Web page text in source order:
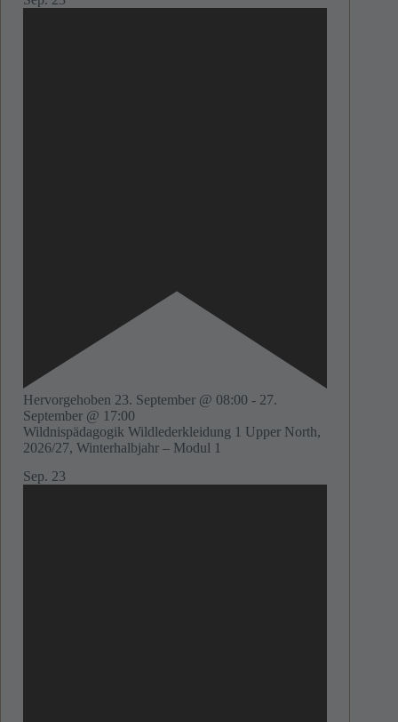
Hervorgehoben 23. September @ 08:00 - 27.
September @ 17:00
Wildnispädagogik Wildlederkleidung 1 Upper North,
2026/27, Winterhalbjahr – Modul 1
Sep. 23